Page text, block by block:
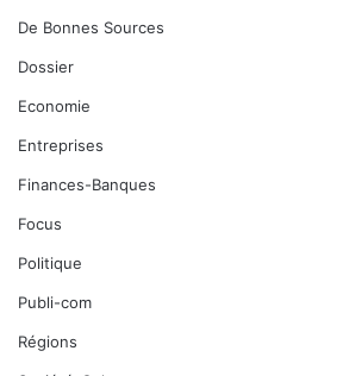
De Bonnes Sources
Dossier
Economie
Entreprises
Finances-Banques
Focus
Politique
Publi-com
Régions